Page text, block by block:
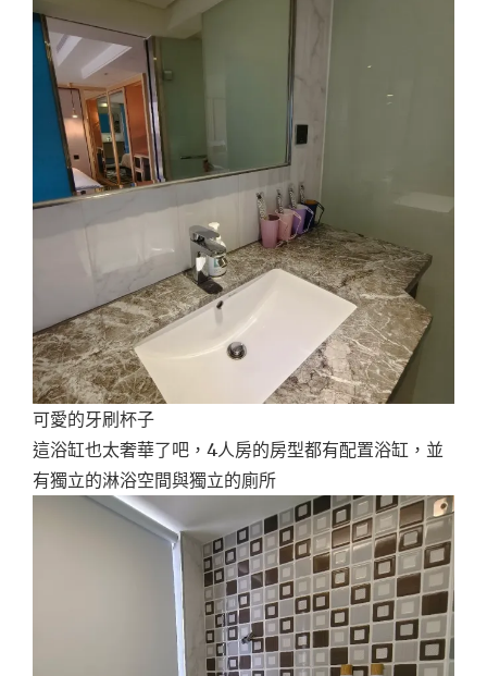
可愛的牙刷杯子
這浴缸也太奢華了吧，4人房的房型都有配置浴缸，並
有獨立的淋浴空間與獨立的廁所